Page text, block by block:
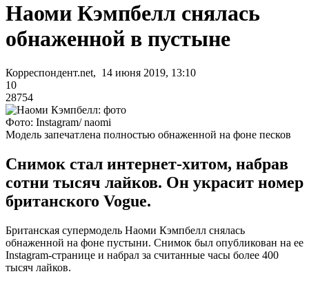
Наоми Кэмпбелл снялась
обнаженной в пустыне
Корреспондент.net, 14 июня 2019, 13:10
10
28754
Фото: Instagram/ naomi
Модель запечатлена полностью обнаженной на фоне песков
Снимок стал интернет-хитом, набрав
сотни тысяч лайков. Он украсит номер
британского Vogue.
Британская супермодель Наоми Кэмпбелл снялась
обнаженной на фоне пустыни. Снимок был опубликован на ее
Instagram-странице и набрал за считанные часы более 400
тысяч лайков.